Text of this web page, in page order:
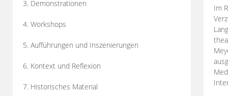
3. Demonstrationen
4. Workshops
5. Aufführungen und Inszenierungen
6. Kontext und Reflexion
7. Historisches Material
Im